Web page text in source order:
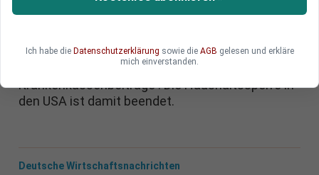
Haben die US-Demokraten ein politisches
Eigentor geschossen? Sie haben sich dem Willen
zugestimmt. Ihre Wähler werden das zu spüren
bekommen, besonders im Bereich der
Krankenkassenbeiträge . Die Haushaltssperre in
den USA ist damit beendet.
Deutsche Wirtschaftsnachrichten
Ich habe die Datenschutzerklärung sowie die AGB gelesen und erkläre
mich einverstanden.